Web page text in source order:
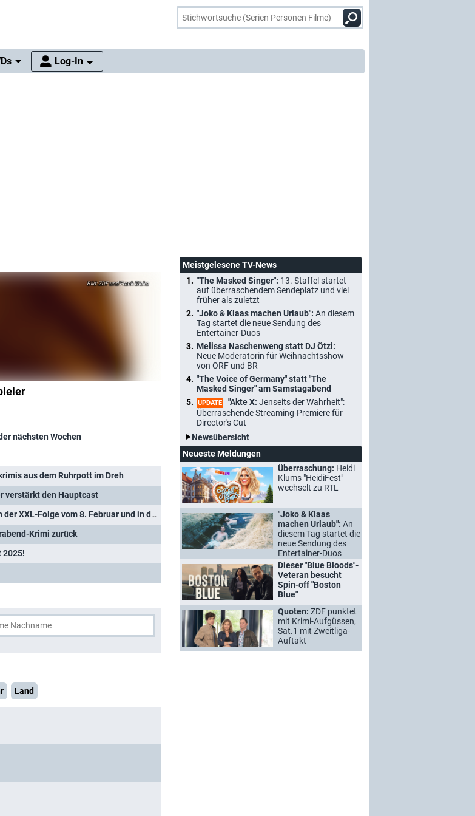
Log-In
ZDF und Frank Dicks
nächsten Wochen
aus dem Ruhrpott im Dreh
verstärkt den Hauptcast
"Wer weiß denn sowas?": Das sind die Gäste in der XXL-Folge vom 8. Februar und in der Woche vom 10. bis 14. Februar 2025
Krimi zurück
2025!
John
Land
Meistgelesene TV-News
"The Masked Singer": 13. Staffel startet
auf überraschendem Sendeplatz und viel
früher als zuletzt
"Joko & Klaas machen Urlaub": An diesem
Tag startet die neue Sendung des
Entertainer-Duos
Melissa Naschenweng statt DJ Ötzi:
Neue Moderatorin für Weihnachtsshow
von ORF und BR
"The Voice of Germany" statt "The
Masked Singer" am Samstagabend
UPDATE "Akte X: Jenseits der Wahrheit":
Überraschende Streaming-Premiere für
Director's Cut
Newsübersicht
Neueste Meldungen
Überraschung: Heidi
Klums "HeidiFest"
wechselt zu RTL
"Joko & Klaas
machen Urlaub": An
diesem Tag startet die
neue Sendung des
Entertainer-Duos
Dieser "Blue Bloods"-
Veteran besucht
Spin-off "Boston
Blue"
Quoten: ZDF punktet
mit Krimi-Aufgüssen,
Sat.1 mit Zweitliga-
Auftakt